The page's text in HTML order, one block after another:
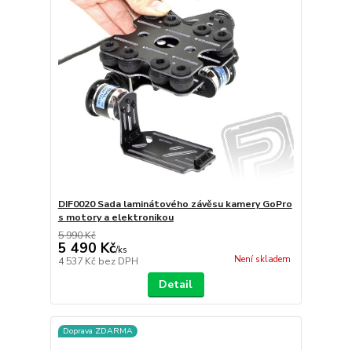
DIF0020 Sada laminátového závěsu kamery GoPro
s motory a elektronikou
5 990 Kč
5 490 Kč/ks
4 537 Kč bez DPH Není skladem
Detail
Doprava ZDARMA